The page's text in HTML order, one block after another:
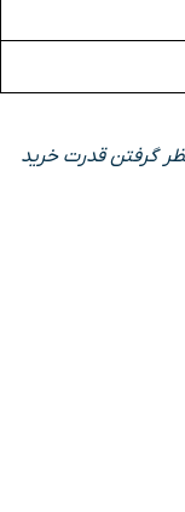
شمار می آید. با در نظر گرفتن قدرت خرید